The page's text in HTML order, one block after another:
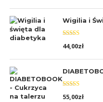
Wigilia i
Oceniono
5.00na 5
44,00zł
Oceniono
5.00na 5
55,00zł